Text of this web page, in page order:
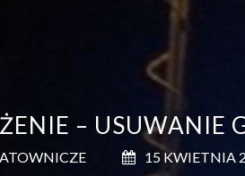
– USUWANIE
15 KWIETNIA